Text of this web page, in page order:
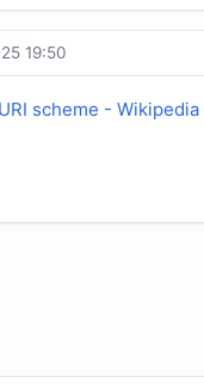
19:50
scheme - Wikipedia